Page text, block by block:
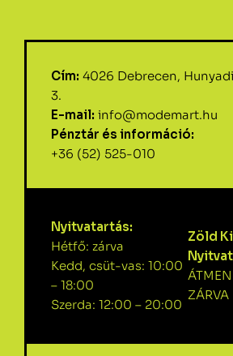
Cím: 4026 Debrecen,
3.
E-mail: info@modemart.hu
Pénztár és információ:
+36 (52) 525-010
Nyitvatartás:
Hétfő: zárva
Kedd, csüt-vas: 10:00
– 18:00
Szerda: 12:00 – 20:00
Zöld
ZÁRVA